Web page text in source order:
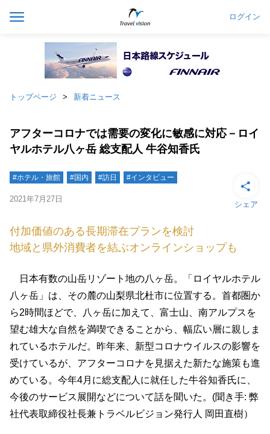
ログイン
トップページ 新着ニュース
アフターコロナでは需要の変化に敏感に対応－ロイ
ヤルホテル八ヶ岳 総支配人 牛谷知香氏
#ホテル・旅館 #国内 #訪日 #インタビュー
2021年7月27日
シェア
付加価値のある長期滞在プランを検討
地域と県外消費者を結ぶオンラインショップも
日本有数の山岳リゾート地の八ヶ岳。「ロイヤルホテル
八ヶ岳」は、その麓の山梨県北杜市に位置する。首都圏か
ら2時間ほどで、八ヶ岳に加えて、富士山、南アルプスを
望む雄大な自然を満喫できることから、幅広い層に親しま
れているホテルだ。昨年来、新型コロナウイルスの影響を
受けているが、アフターコロナを見据えた新たな施策も進
めている。今年4月に総支配人に就任した牛谷知香氏に、
今後のサービス展開などについて話を聞いた。(聞き手: 弊
社代表取締役社長兼トラベルビジョン発行人 岡田直樹）